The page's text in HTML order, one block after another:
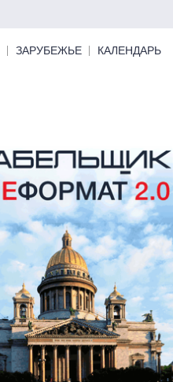
ЗАРУБЕЖЬЕ КАЛЕНДАРЬ